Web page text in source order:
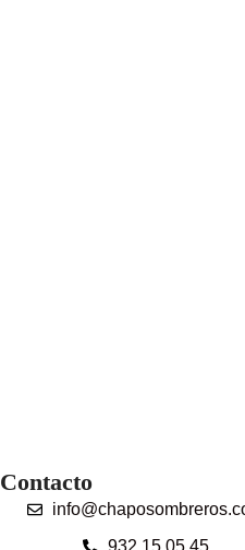
Contacto
932 15 05 45